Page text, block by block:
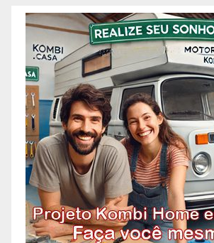
Geral, Azulejista, Acabamento,
Alvenaria, Reformas,
Construções, Manutenção e
OAC! Quando você pensa em
Pedreiro, imagina aquele
profissional que faz tudo
relacionado à construção?
Acontece que atualmente os
pedreiros se especializaram em
algumas etapas específicas da
construção. A necessidade de